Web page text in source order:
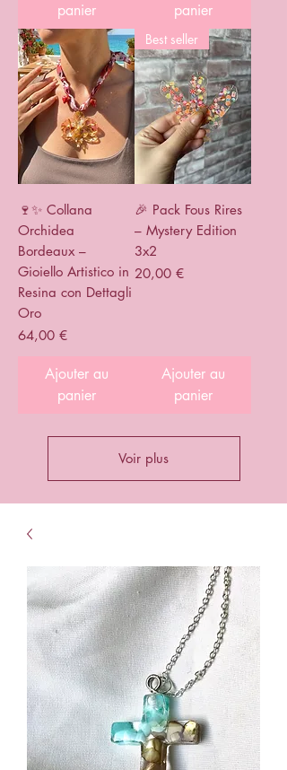
panier
panier
🍷✨ Collana
Orchidea
Bordeaux –
Gioiello Artistico in
Resina con Dettagli
Oro
Prix
64,00 €
Ajouter au
panier
Best seller
🎉 Pack Fous Rires
– Mystery Edition
3x2
Prix
20,00 €
Ajouter au
panier
Voir plus